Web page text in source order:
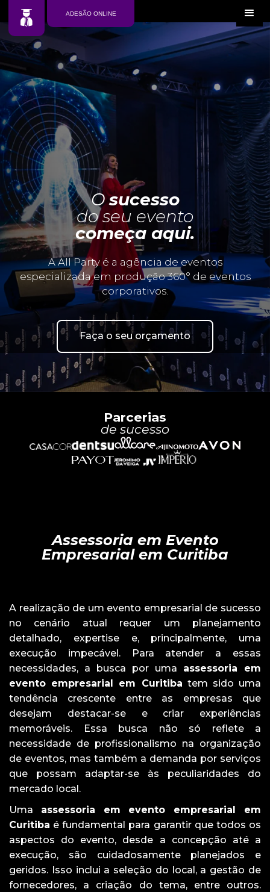
ADESÃO ONLINE
Osucesso
do seu evento
começa aqui.
A All Party é a agência de eventos
especializada em produção 360° de eventos
corporativos.
Faça o seu orçamento
Parcerias
de sucesso
Assessoria em Evento
Empresarial em Curitiba
A realização de um evento empresarial de sucesso
no cenário atual requer um planejamento
detalhado, expertise e, principalmente, uma
execução impecável. Para atender a essas
necessidades, a busca por uma assessoria em
evento empresarial em Curitiba tem sido uma
tendência crescente entre as empresas que
desejam destacar-se e criar experiências
memoráveis. Essa busca não só reflete a
necessidade de profissionalismo na organização
de eventos, mas também a demanda por serviços
que possam adaptar-se às peculiaridades do
mercado local.
Uma assessoria em evento empresarial em
Curitiba é fundamental para garantir que todos os
aspectos do evento, desde a concepção até a
execução, são cuidadosamente planejados e
geridos. Isso inclui a seleção do local, a gestão de
fornecedores, a criação do tema, entre outros.